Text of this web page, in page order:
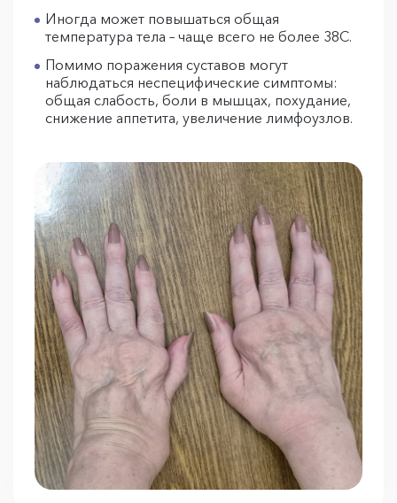
Иногда может повышаться общая
температура тела – чаще всего не более 38С.
Помимо поражения суставов могут
наблюдаться неспецифические симптомы:
общая слабость, боли в мышцах, похудание,
снижение аппетита, увеличение лимфоузлов.